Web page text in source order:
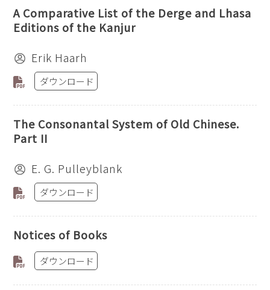
A Comparative List of the Derge and Lhasa
Editions of the Kanjur
Erik Haarh
ダウンロード
The Consonantal System of Old Chinese.
Part II
E. G. Pulleyblank
ダウンロード
Notices of Books
ダウンロード